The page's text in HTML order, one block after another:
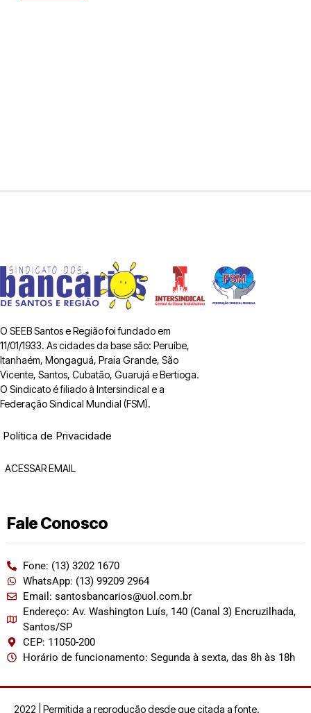
O SEEB Santos e Região foi fundado em
11/01/1933. As cidades da base são: Peruíbe,
Itanhaém, Mongaguá, Praia Grande, São
Vicente, Santos, Cubatão, Guarujá e Bertioga.
O Sindicato é filiado à Intersindical e a
Federação Sindical Mundial (FSM).
Política de Privacidade
ACESSAR EMAIL
Fale Conosco
Fone: (13) 3202 1670
WhatsApp: (13) 99209 2964
Email: santosbancarios@uol.com.br
Endereço: Av. Washington Luís, 140 (Canal 3) Encruzilhada,
Santos/SP
CEP: 11050-200
Horário de funcionamento: Segunda à sexta, das 8h às 18h
2022 | Permitida a reprodução desde que citada a fonte.